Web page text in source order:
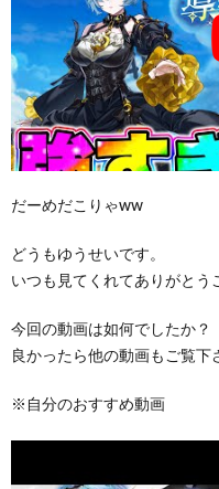
だーめだこりゃww
どうもゆうせいです。
いつも見てくれてありがとう
今回の動画は如何でしたか？
良かったら他の動画もご覧下
※自分のおすすめ動画